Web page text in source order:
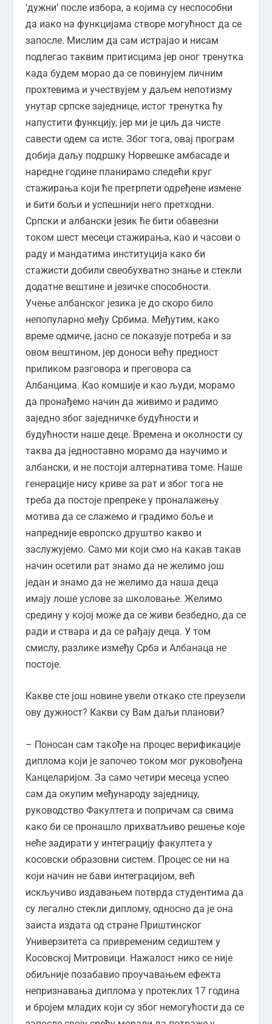
‘дужни’ после избора, а којима су неспособни
да иако на функцијама створе могућност да се
запосле. Мислим да сам истрајао и нисам
подлегао таквим притисцима јер оног тренутка
када будем морао да се повинујем личним
прохтевима и учествујем у даљем непотизму
унутар српске заједнице, истог тренутка ћу
напустити функцију, јер ми је циљ да чисте
савести одем са исте. Због тога, овај програм
добија даљу подршку Норвешке амбасаде и
наредне године планирамо следећи круг
стажирања који ће претрпети одређене измене
и бити бољи и успешнији него претходни.
Српски и албански језик ће бити обавезни
током шест месеци стажирања, као и часови о
раду и мандатима институција како би
стажисти добили свеобухватно знање и стекли
додатне вештине и језичке способности.
Учење албанског језика је до скоро било
непопуларно међу Србима. Међутим, како
време одмиче, јасно се показује потреба и за
овом вештином, јер доноси већу предност
приликом разговора и преговора са
Албанцима. Као комшије и као људи, морамо
да пронађемо начин да живимо и радимо
заједно због заједничке будућности и
будућности наше деце. Времена и околности су
таква да једноставно морамо да научимо и
албански, и не постоји алтернатива томе. Наше
генерације нису криве за рат и због тога не
треба да постоје препреке у проналажењу
мотива да се слажемо и градимо боље и
напредније европско друштво какво и
заслужујемо. Само ми који смо на какав такав
начин осетили рат знамо да не желимо још
један и знамо да не желимо да наша деца
имају лоше услове за школовање. Желимо
средину у којој може да се живи безбедно, да се
ради и ствара и да се рађају деца. У том
смислу, разлике између Срба и Албанаца не
постоје.
Какве сте још новине увели откако сте преузели
ову дужност? Какви су Вам даљи планови?
– Поносан сам такође на процес верификације
диплома који је започео током мог руковођена
Канцеларијом. За само четири месеца успео
сам да окупим међународу заједницу,
руководство Факултета и попричам са свима
како би се пронашло прихватљиво решење које
неће задирати у интеграцију факултета у
косовски образовни систем. Процес се ни на
који начин не бави интеграцијом, већ
искључиво издавањем потврда студентима да
су легално стекли диплому, односно да је она
заиста издата од стране Приштинског
Универзитета са привременим седиштем у
Косовској Митровици. Нажалост нико се није
обиљније позабавио проучавањем ефекта
непризнавања диплома у протеклих 17 година
и бројем младих који су због немогућости да се